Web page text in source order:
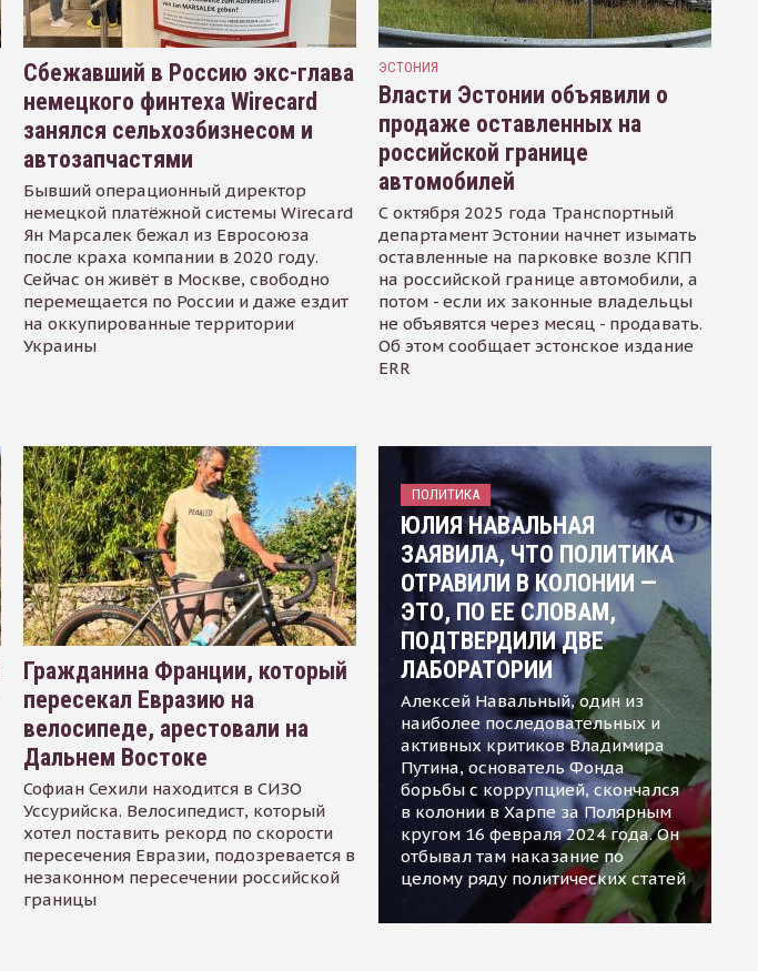
Сбежавший в Россию экс-глава
немецкого финтеха Wirecard
занялся сельхозбизнесом и
автозапчастями
Бывший операционный директор
немецкой платёжной системы Wirecard
Ян Марсалек бежал из Евросоюза
после краха компании в 2020 году.
Сейчас он живёт в Москве, свободно
перемещается по России и даже ездит
на оккупированные территории
Украины
ЭСТОНИЯ
Власти Эстонии объявили о
продаже оставленных на
российской границе
автомобилей
С октября 2025 года Транспортный
департамент Эстонии начнет изымать
оставленные на парковке возле КПП
на российской границе автомобили, а
потом - если их законные владельцы
не объявятся через месяц - продавать.
Об этом сообщает эстонское издание
ERR
Гражданина Франции, который
пересекал Евразию на
велосипеде, арестовали на
Дальнем Востоке
Софиан Сехили находится в СИЗО
Уссурийска. Велосипедист, который
хотел поставить рекорд по скорости
пересечения Евразии, подозревается в
незаконном пересечении российской
границы
ПОЛИТИКА
ЮЛИЯ НАВАЛЬНАЯ
ЗАЯВИЛА, ЧТО ПОЛИТИКА
ОТРАВИЛИ В КОЛОНИИ —
ЭТО, ПО ЕЕ СЛОВАМ,
ПОДТВЕРДИЛИ ДВЕ
ЛАБОРАТОРИИ
Алексей Навальный, один из
наиболее последовательных и
активных критиков Владимира
Путина, основатель Фонда
борьбы с коррупцией, скончался
в колонии в Харпе за Полярным
кругом 16 февраля 2024 года. Он
отбывал там наказание по
целому ряду политических статей